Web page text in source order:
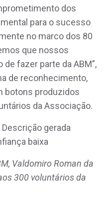
dos
para o sucesso
no marco dos 80
que nossos
fazer parte da ABM”,
de reconhecimento,
botons produzidos
da Associação.
Valdomiro Roman da
300 voluntários da